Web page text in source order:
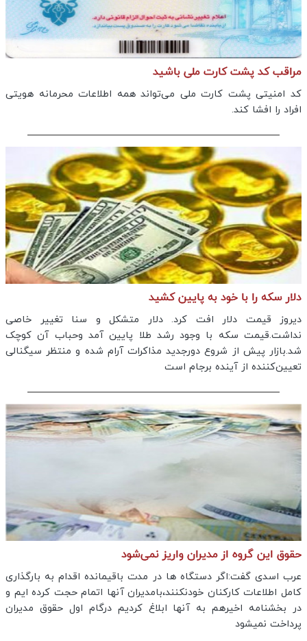
مراقب کد پشت کارت ملی باشید
کد امنیتی پشت کارت ملی می‌تواند همه اطلاعات محرمانه هویتی
افراد را افشا کند.
دلار سکه را با خود به پایین کشید
دیروز قیمت دلار افت کرد. دلار متشکل و سنا تغییر خاصی
نداشت.قیمت سکه با وجود رشد طلا پایین آمد وحباب آن کوچک
شد.بازار پیش از شروع دورجدید مذاکرات آرام شده و منتظر سیگنالی
تعیین‌کننده از آینده برجام است
حقوق این گروه از مدیران واریز نمی‌شود
عرب اسدی گفت:اگر دستگاه ها در مدت باقیمانده اقدام به بارگذاری
کامل اطلاعات کارکنان خودنکنند،بامدیران آنها اتمام حجت کرده ایم و
در بخشنامه اخیرهم به آنها ابلاغ کردیم درگام اول حقوق مدیران
پرداخت نمیشود